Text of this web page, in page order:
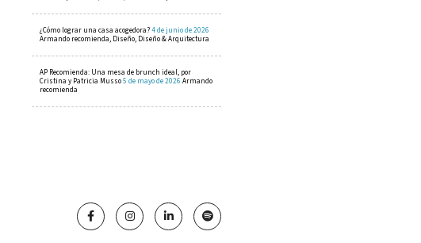
¿Cómo lograr una casa acogedora?4 de junio de 2026
Armando recomienda, Diseño, Diseño & Arquitectura
AP Recomienda: Una mesa de brunch ideal, por
Cristina y Patricia Musso5 de mayo de 2026 Armando
recomienda